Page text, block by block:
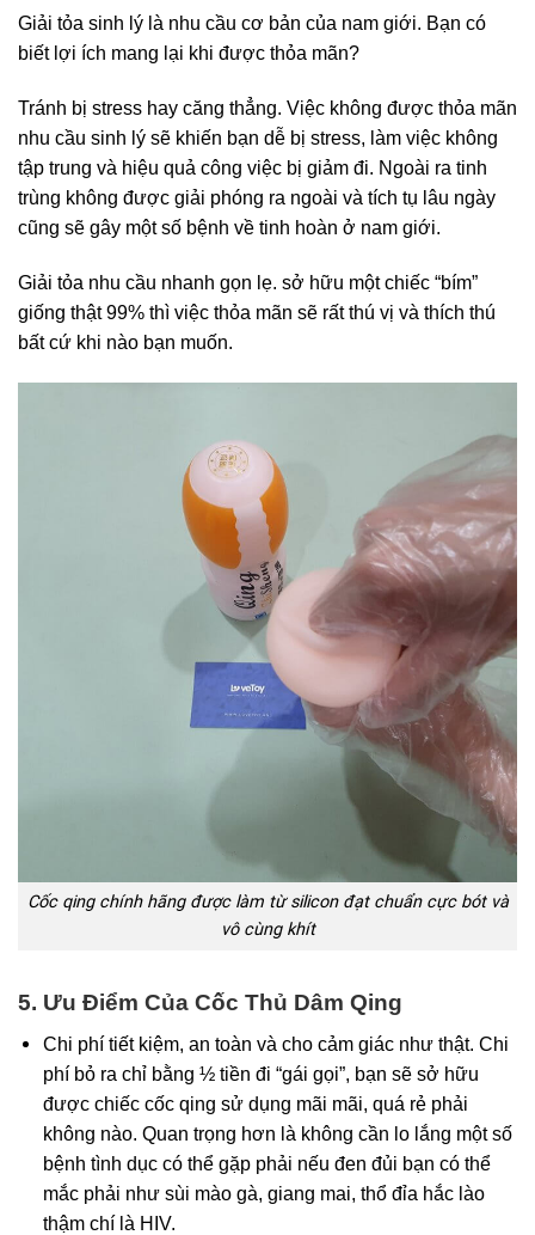
Giải tỏa sinh lý là nhu cầu cơ bản của nam giới. Bạn có
biết lợi ích mang lại khi được thỏa mãn?
Tránh bị stress hay căng thẳng. Việc không được thỏa mãn
nhu cầu sinh lý sẽ khiến bạn dễ bị stress, làm việc không
tập trung và hiệu quả công việc bị giảm đi. Ngoài ra tinh
trùng không được giải phóng ra ngoài và tích tụ lâu ngày
cũng sẽ gây một số bệnh về tinh hoàn ở nam giới.
Giải tỏa nhu cầu nhanh gọn lẹ. sở hữu một chiếc “bím”
giống thật 99% thì việc thỏa mãn sẽ rất thú vị và thích thú
bất cứ khi nào bạn muốn.
Cốc qing chính hãng được làm từ silicon đạt chuẩn cực bót và
vô cùng khít
5. Ưu Điểm Của Cốc Thủ Dâm Qing
Chi phí tiết kiệm, an toàn và cho cảm giác như thật. Chi
phí bỏ ra chỉ bằng ½ tiền đi “gái gọi”, bạn sẽ sở hữu
được chiếc cốc qing sử dụng mãi mãi, quá rẻ phải
không nào. Quan trọng hơn là không cần lo lắng một số
bệnh tình dục có thể gặp phải nếu đen đủi bạn có thể
mắc phải như sùi mào gà, giang mai, thổ đỉa hắc lào
thậm chí là HIV.